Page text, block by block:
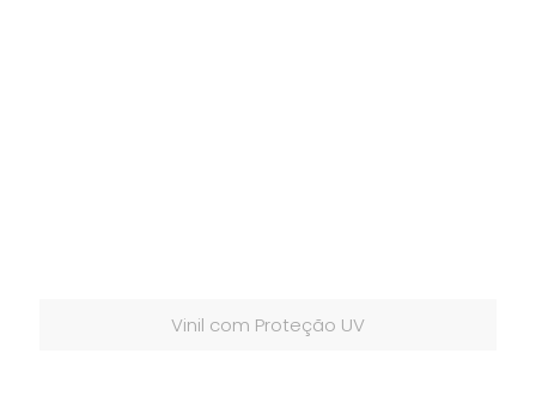
Vinil com Proteção UV